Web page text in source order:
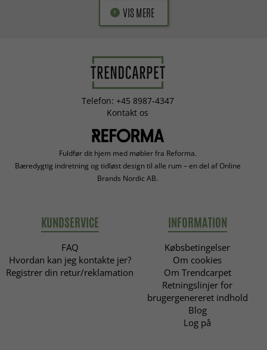
VIS MERE
Telefon: +45 8987-4347
Kontakt os
Fuldfør dit hjem med møbler fra Reforma.
Bæredygtig indretning og tidløst design til alle rum – en del af Online
Brands Nordic AB.
KUNDSERVICE
FAQ
Hvordan kan jeg kontakte jer?
Registrer din retur/reklamation
INFORMATION
Købsbetingelser
Om cookies
Om Trendcarpet
Retningslinjer for
brugergenereret indhold
Blog
Log på